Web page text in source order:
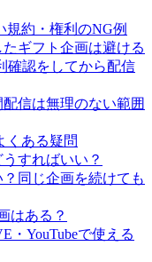
約・権利のNG例
ギフト企画は避ける
確認をしてから配信
信は無理のない範囲
くある疑問
すればいい？
同じ企画を続けても
はある？
・YouTubeで使える